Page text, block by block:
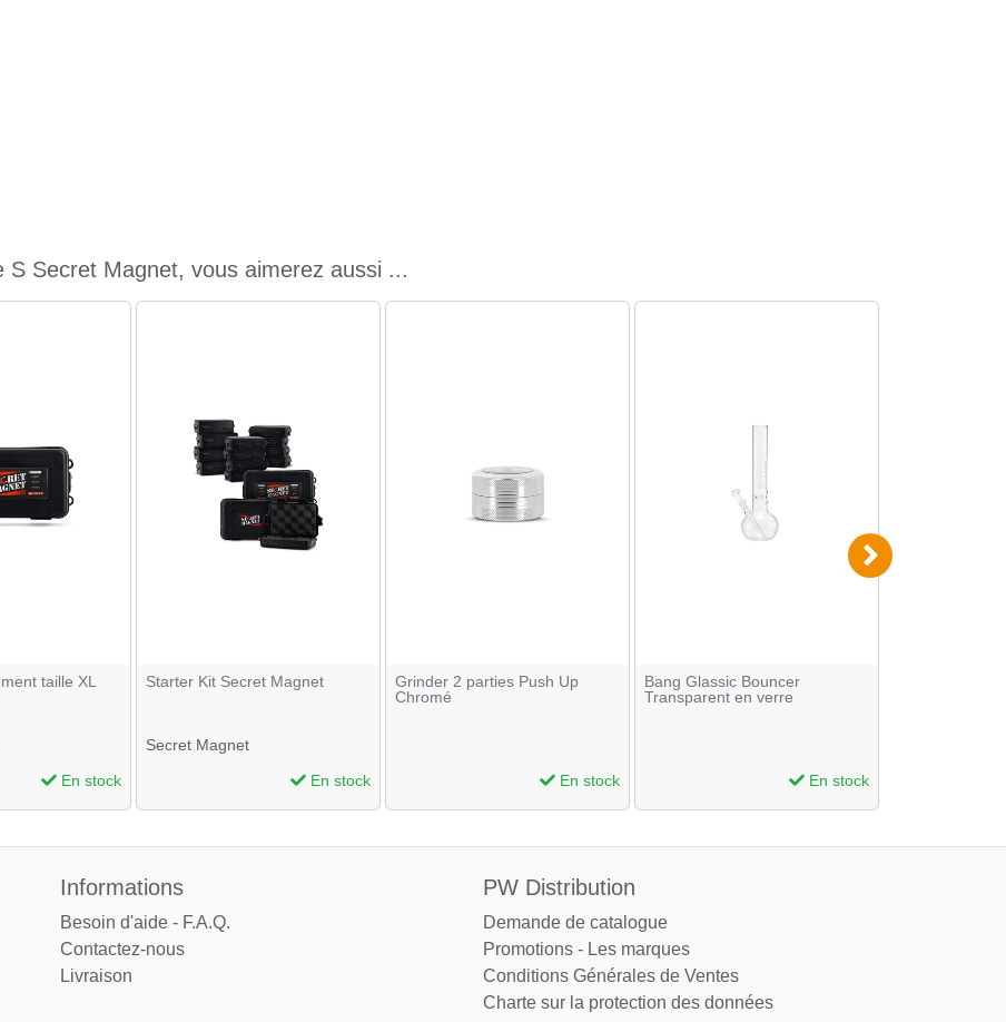
Secret Magnet, vous aimerez aussi ...
taille XL
En stock
Starter Kit Secret Magnet
Secret Magnet
En stock
Grinder 2 parties Push Up
Chromé
En stock
Bang Glassic Bouncer
Transparent en verre
En stock
Informations
Besoin d'aide - F.A.Q.
Contactez-nous
Livraison
PW Distribution
Demande de catalogue
Promotions - Les marques
Conditions Générales de Ventes
Charte sur la protection des données